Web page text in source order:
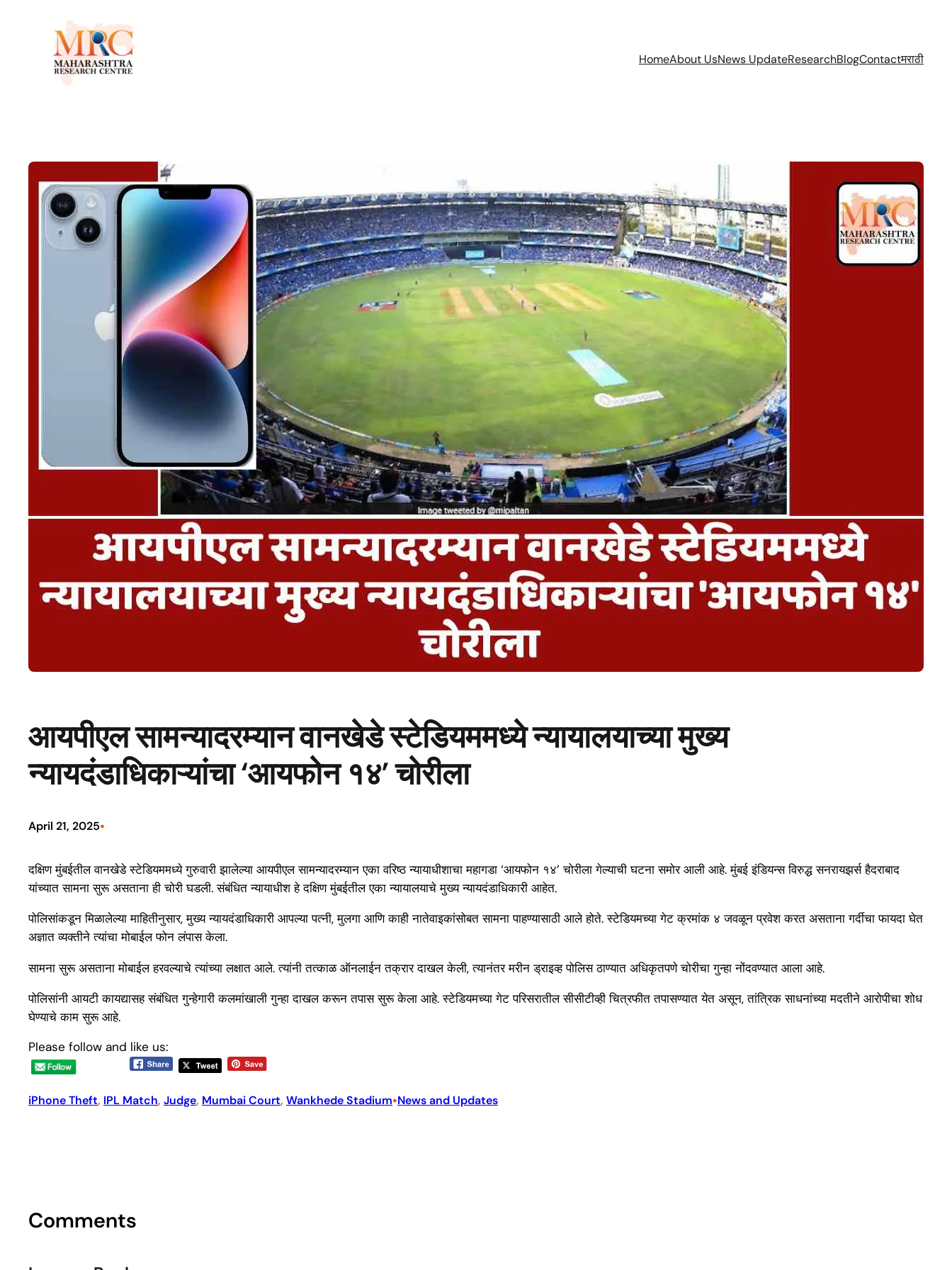
HomeAbout UsNews UpdateResearchBlogContactमराठी
आयपीएल सामन्यादरम्यान वानखेडे स्टेडियममध्ये न्यायालयाच्या मुख्य
न्यायदंडाधिकाऱ्यांचा ‘आयफोन १४’ चोरीला
April 21, 2025•
दक्षिण मुंबईतील वानखेडे स्टेडियममध्ये गुरुवारी झालेल्या आयपीएल सामन्यादरम्यान एका वरिष्ठ न्यायाधीशाचा महागडा ‘आयफोन १४’ चोरीला गेल्याची घटना समोर आली आहे. मुंबई इंडियन्स विरुद्ध सनरायझर्स हैदराबाद
यांच्यात सामना सुरू असताना ही चोरी घडली. संबंधित न्यायाधीश हे दक्षिण मुंबईतील एका न्यायालयाचे मुख्य न्यायदंडाधिकारी आहेत.
पोलिसांकडून मिळालेल्या माहितीनुसार, मुख्य न्यायदंडाधिकारी आपल्या पत्नी, मुलगा आणि काही नातेवाइकांसोबत सामना पाहण्यासाठी आले होते. स्टेडियमच्या गेट क्रमांक ४ जवळून प्रवेश करत असताना गर्दीचा फायदा घेत
अज्ञात व्यक्तीने त्यांचा मोबाईल फोन लंपास केला.
सामना सुरू असताना मोबाईल हरवल्याचे त्यांच्या लक्षात आले. त्यांनी तत्काळ ऑनलाईन तक्रार दाखल केली, त्यानंतर मरीन ड्राइव्ह पोलिस ठाण्यात अधिकृतपणे चोरीचा गुन्हा नोंदवण्यात आला आहे.
पोलिसांनी आयटी कायद्यासह संबंधित गुन्हेगारी कलमांखाली गुन्हा दाखल करून तपास सुरू केला आहे. स्टेडियमच्या गेट परिसरातील सीसीटीव्ही चित्रफीत तपासण्यात येत असून, तांत्रिक साधनांच्या मदतीने आरोपीचा शोध
घेण्याचे काम सुरू आहे.
Please follow and like us:
iPhone Theft, IPL Match, Judge, Mumbai Court, Wankhede Stadium•News and Updates
Comments